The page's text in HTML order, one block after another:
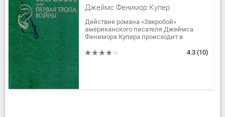
Джеймс Фенимор Купер
Действие романа «Зверобой»
американского писателя Джеймса
Фенимора Купера происходит в
освоения европейскими
4.3 (10)